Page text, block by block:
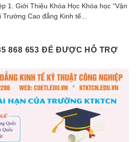
1. Giới Thiệu Khóa Học Khóa học “Vận
Trường Cao đẳng Kinh tế...
868 653 ĐỂ ĐƯỢC HỖ TRỢ